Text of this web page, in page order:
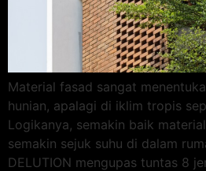
Material fasad sangat
hunian, apalagi di iklim tropis
Logikanya, semakin baik
semakin sejuk suhu di dalam
DELUTION mengupas tuntas 8